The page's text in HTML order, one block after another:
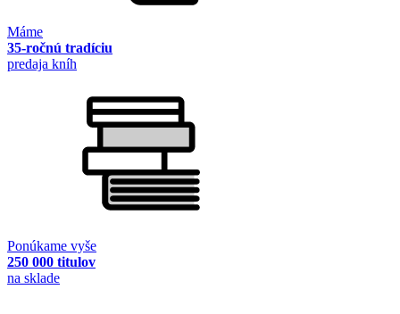
Máme
35-ročnú tradíciu
predaja kníh
Ponúkame vyše
250 000 titulov
na sklade